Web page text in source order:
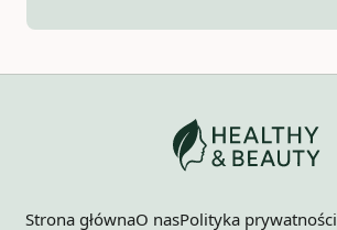
Strona głównaO nasPolityka prywatności